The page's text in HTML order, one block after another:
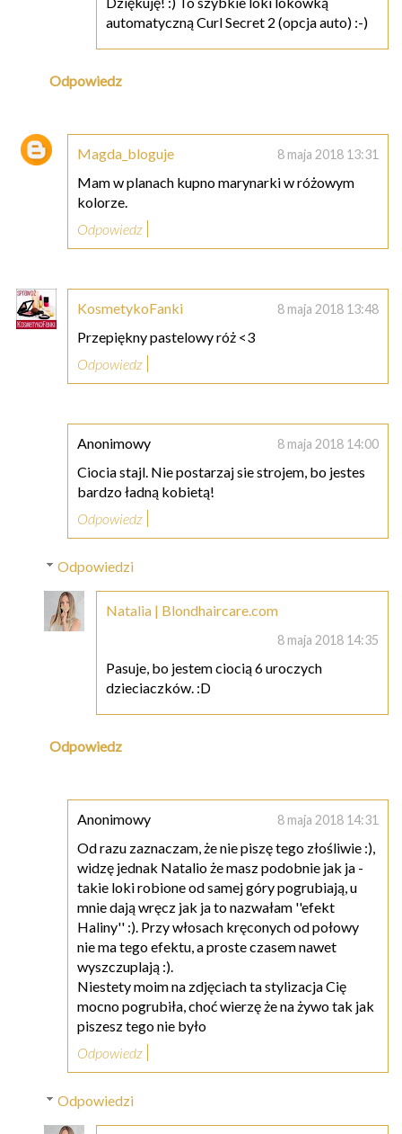
automatyczną Curl Secret 2 (opcja auto) :-)
Odpowiedz
Magda_bloguje 8 maja 2018 13:31
Mam w planach kupno marynarki w różowym
kolorze.
Odpowiedz
KosmetykoFanki 8 maja 2018 13:48
Przepiękny pastelowy róż <3
Odpowiedz
Anonimowy 8 maja 2018 14:00
Ciocia stajl. Nie postarzaj sie strojem, bo jestes
bardzo ładną kobietą!
Odpowiedz
Odpowiedzi
Natalia | Blondhaircare.com
8 maja 2018 14:35
Pasuje, bo jestem ciocią 6 uroczych
dzieciaczków. :D
Odpowiedz
Anonimowy 8 maja 2018 14:31
Od razu zaznaczam, że nie piszę tego złośliwie :),
widzę jednak Natalio że masz podobnie jak ja -
takie loki robione od samej góry pogrubiają, u
mnie dają wręcz jak ja to nazwałam ''efekt
Haliny'' :). Przy włosach kręconych od połowy
nie ma tego efektu, a proste czasem nawet
wyszczuplają :).
Niestety moim na zdjęciach ta stylizacja Cię
mocno pogrubiła, choć wierzę że na żywo tak jak
piszesz tego nie było
Odpowiedz
Odpowiedzi